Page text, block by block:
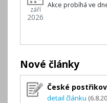
září
2026
Akce probíhá ve
Nové články
České
detail článku